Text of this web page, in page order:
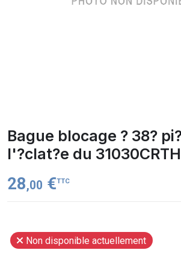
Bague blocage ? 38?
l'?clat?e du
28,00 €TTC
Non disponible actuellement